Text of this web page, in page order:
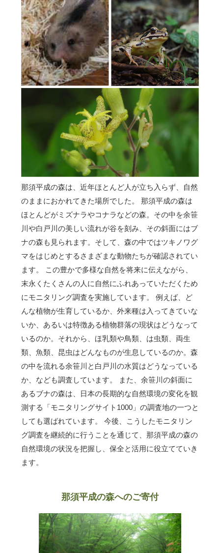
那須平成の森は、近年ほとんど人が立ち入らず、自然
のままにおかれてきた場所でした。 那須平成の森は
ほとんどがミズナラやコナラなどの森。その中を余笹
川や白戸川の美しい流れが谷を刻み、その斜面にはブ
ナの森も見られます。そして、森の中ではツキノワグ
マをはじめとするさまざまな動物たちが確認されてい
ます。 この豊かで多様な自然を将来に伝えながら、
末永くたくさんの人に自然にふれあっていただくため
にモニタリング調査を実施しています。 例えば、ど
んな植物が生育しているか、外来種は入ってきていな
いか、あるいは特徴ある植物群落の現状はどうなって
いるのか。それから、ほ乳類や鳥類、は虫類、両生
類、魚類、昆虫はどんなものが生息しているのか。森
の中を流れる余笹川と白戸川の水質はどうなっている
か、なども調査しています。 また、余笹川の斜面に
あるブナの森は、日本の長期的な自然環境の変化を観
測する「モニタリングサイト1000」の調査地の一つと
しても選ばれています。 今後、こうしたモニタリン
グ調査を継続的に行うことを通じて、那須平成の森の
自然環境の状況を把握し、保全と活用に役立てていき
ます。
那須平成の森へのご寄付